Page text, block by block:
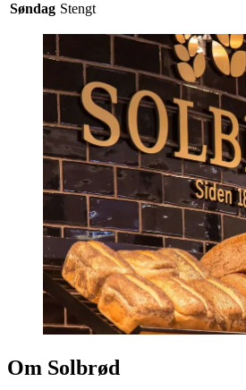
Søndag Stengt
Om Solbrød